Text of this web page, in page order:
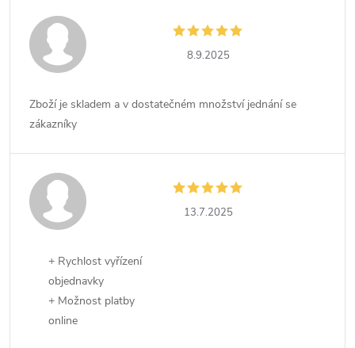
8.9.2025
Zboží je skladem a v dostatečném množství jednání se
zákazníky
13.7.2025
+ Rychlost vyřízení
objednavky
+ Možnost platby
online